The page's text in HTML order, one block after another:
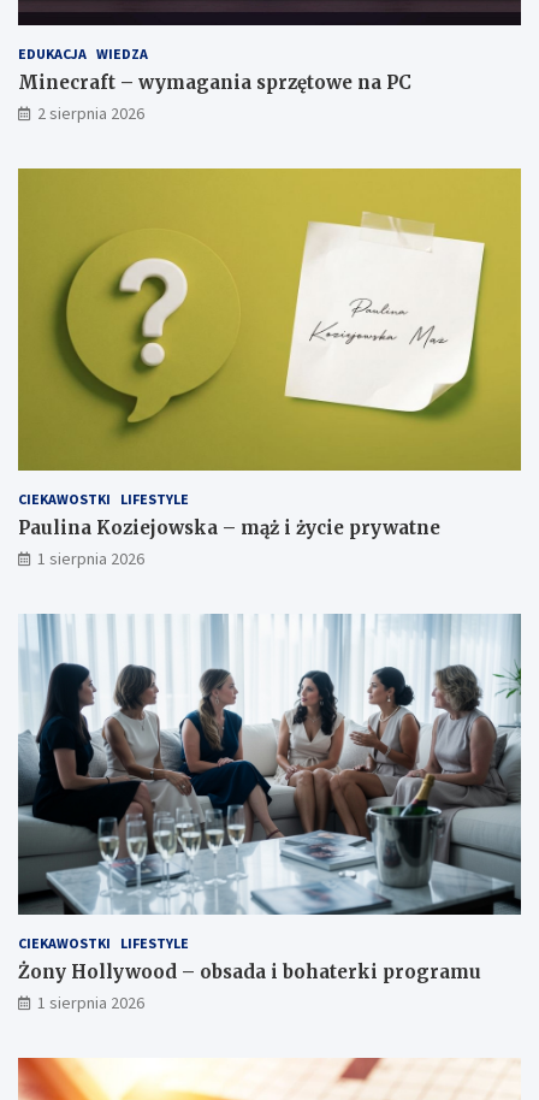
EDUKACJA WIEDZA
Minecraft – wymagania sprzętowe na PC
2 sierpnia 2026
CIEKAWOSTKI LIFESTYLE
Paulina Koziejowska – mąż i życie prywatne
1 sierpnia 2026
CIEKAWOSTKI LIFESTYLE
Żony Hollywood – obsada i bohaterki programu
1 sierpnia 2026